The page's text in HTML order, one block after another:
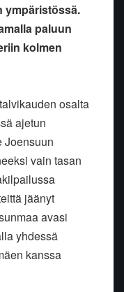
ympäristössä.
paluun
kolmen
osalta
ajetun
Joensuun
vain tasan
jäänyt
avasi
yhdessä
kanssa